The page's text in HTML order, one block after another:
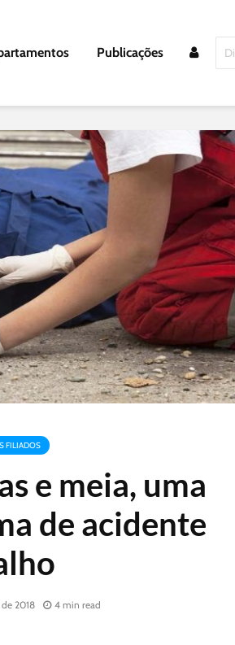
Publicações
FILIADOS
e meia, uma
de acidente
2018 4 min read